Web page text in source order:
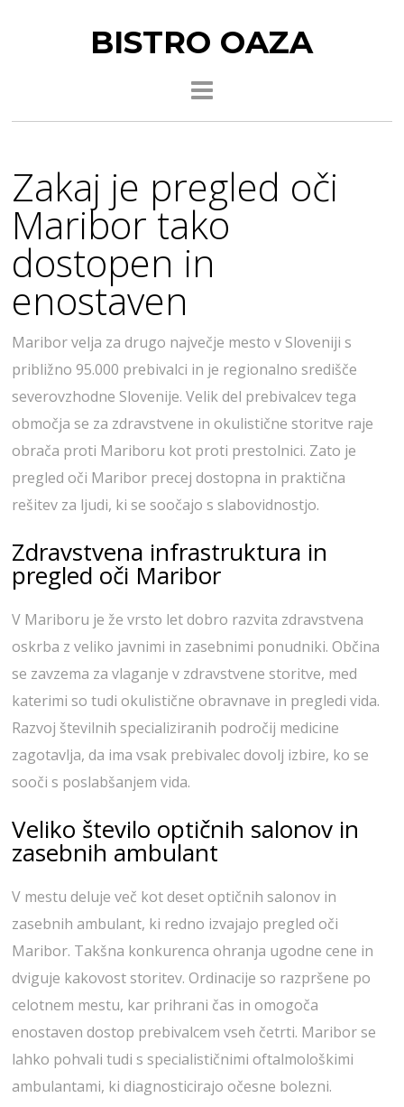
BISTRO OAZA
Zakaj je pregled oči
Maribor tako
dostopen in
enostaven
Maribor velja za drugo največje mesto v Sloveniji s
približno 95.000 prebivalci in je regionalno središče
severovzhodne Slovenije. Velik del prebivalcev tega
območja se za zdravstvene in okulistične storitve raje
obrača proti Mariboru kot proti prestolnici. Zato je
pregled oči Maribor precej dostopna in praktična
rešitev za ljudi, ki se soočajo s slabovidnostjo.
Zdravstvena infrastruktura in
pregled oči Maribor
V Mariboru je že vrsto let dobro razvita zdravstvena
oskrba z veliko javnimi in zasebnimi ponudniki. Občina
se zavzema za vlaganje v zdravstvene storitve, med
katerimi so tudi okulistične obravnave in pregledi vida.
Razvoj številnih specializiranih področij medicine
zagotavlja, da ima vsak prebivalec dovolj izbire, ko se
sooči s poslabšanjem vida.
Veliko število optičnih salonov in
zasebnih ambulant
V mestu deluje več kot deset optičnih salonov in
zasebnih ambulant, ki redno izvajajo pregled oči
Maribor. Takšna konkurenca ohranja ugodne cene in
dviguje kakovost storitev. Ordinacije so razpršene po
celotnem mestu, kar prihrani čas in omogoča
enostaven dostop prebivalcem vseh četrti. Maribor se
lahko pohvali tudi s specialističnimi oftalmološkimi
ambulantami, ki diagnosticirajo očesne bolezni.